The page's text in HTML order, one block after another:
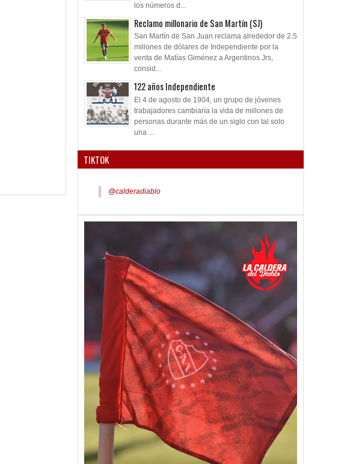
los números d...
Reclamo millonario de San Martín (SJ)
San Martín de San Juan reclama alrededor de 2.5
millones de dólares de Independiente por la
venta de Matías Giménez a Argentinos Jrs,
consid...
122 años Independiente
El 4 de agosto de 1904, un grupo de jóvenes
trabajadores cambiaría la vida de millones de
personas durante más de un siglo con tal solo
una ...
TIKTOK
@calderadiablo